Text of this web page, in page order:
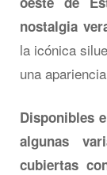
nostalgia
la icónica
una
Disponibles
algunas
cubiertas